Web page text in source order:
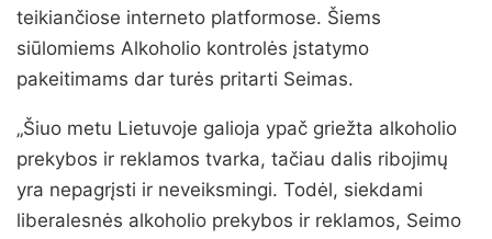
teikiančiose interneto platformose. Šiems
siūlomiems Alkoholio kontrolės įstatymo
pakeitimams dar turės pritarti Seimas.
„Šiuo metu Lietuvoje galioja ypač griežta alkoholio
prekybos ir reklamos tvarka, tačiau dalis ribojimų
yra nepagrįsti ir neveiksmingi. Todėl, siekdami
liberalesnės alkoholio prekybos ir reklamos, Seimo